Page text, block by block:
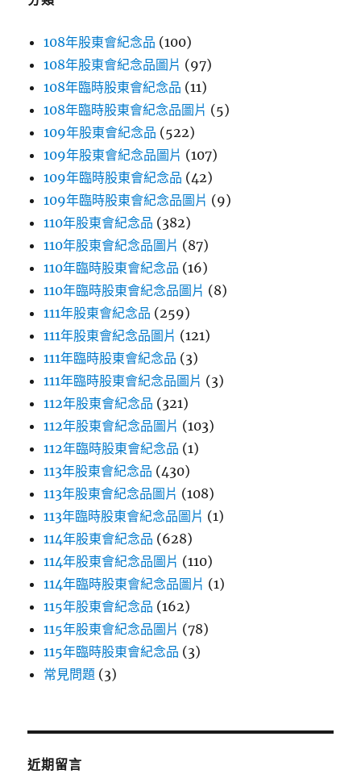
108年股東會紀念品 (100)
108年股東會紀念品圖片 (97)
108年臨時股東會紀念品 (11)
108年臨時股東會紀念品圖片 (5)
109年股東會紀念品 (522)
109年股東會紀念品圖片 (107)
109年臨時股東會紀念品 (42)
109年臨時股東會紀念品圖片 (9)
110年股東會紀念品 (382)
110年股東會紀念品圖片 (87)
110年臨時股東會紀念品 (16)
110年臨時股東會紀念品圖片 (8)
111年股東會紀念品 (259)
111年股東會紀念品圖片 (121)
111年臨時股東會紀念品 (3)
111年臨時股東會紀念品圖片 (3)
112年股東會紀念品 (321)
112年股東會紀念品圖片 (103)
112年臨時股東會紀念品 (1)
113年股東會紀念品 (430)
113年股東會紀念品圖片 (108)
113年臨時股東會紀念品圖片 (1)
114年股東會紀念品 (628)
114年股東會紀念品圖片 (110)
114年臨時股東會紀念品圖片 (1)
115年股東會紀念品 (162)
115年股東會紀念品圖片 (78)
115年臨時股東會紀念品 (3)
常見問題 (3)
近期留言